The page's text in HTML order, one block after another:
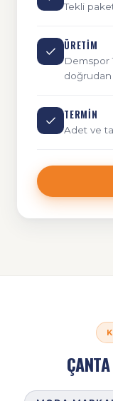
Tekli
ÜRETIM
Demspor
doğrudan
TERMIN
Adet ve